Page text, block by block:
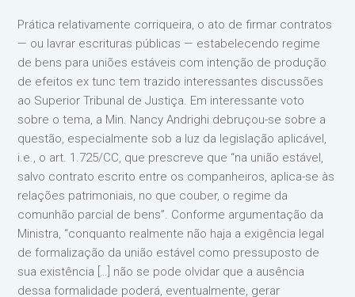
Prática relativamente corriqueira, o ato de firmar contratos
— ou lavrar escrituras públicas — estabelecendo regime
de bens para uniões estáveis com intenção de produção
de efeitos ex tunc tem trazido interessantes discussões
ao Superior Tribunal de Justiça. Em interessante voto
sobre o tema, a Min. Nancy Andrighi debruçou-se sobre a
questão, especialmente sob a luz da legislação aplicável,
i.e., o art. 1.725/CC, que prescreve que “na união estável,
salvo contrato escrito entre os companheiros, aplica-se às
relações patrimoniais, no que couber, o regime da
comunhão parcial de bens”. Conforme argumentação da
Ministra, “conquanto realmente não haja a exigência legal
de formalização da união estável como pressuposto de
sua existência […] não se pode olvidar que a ausência
dessa formalidade poderá, eventualmente, gerar